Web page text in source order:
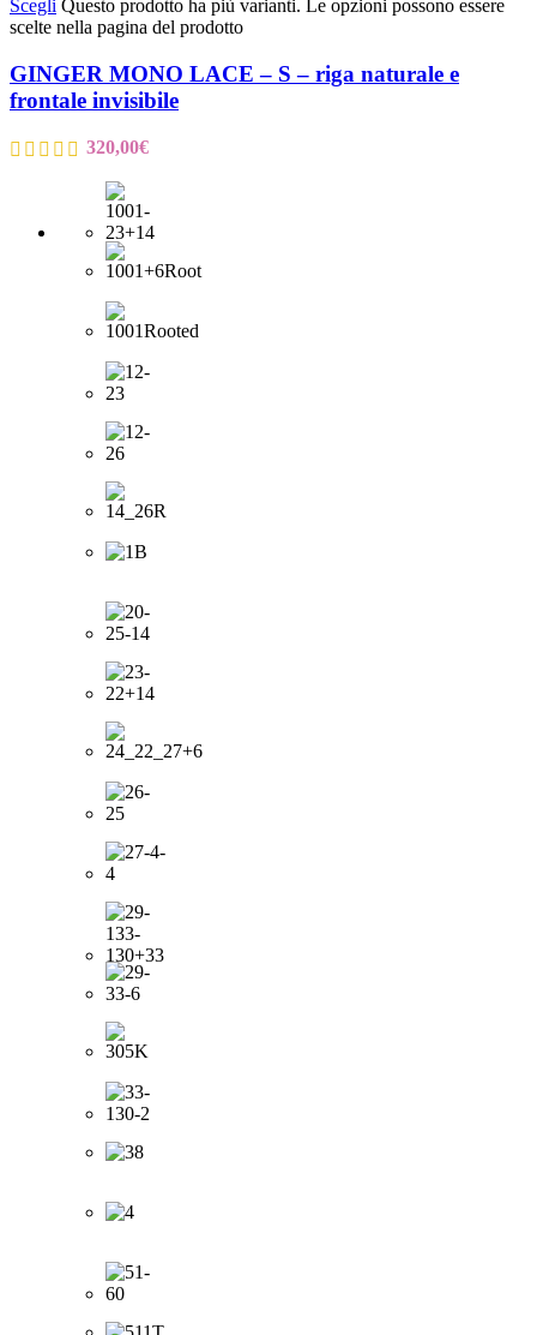
Scegli Questo prodotto ha più varianti. Le opzioni possono essere
scelte nella pagina del prodotto
GINGER MONO LACE – S – riga naturale e
frontale invisibile
320,00€